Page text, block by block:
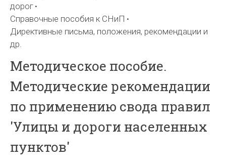
дорог
Справочные пособия к СНиП
Директивные письма, положения, рекомендации и
др.
Методическое пособие.
Методические рекомендации
по применению свода правил
'Улицы и дороги населенных
пунктов'